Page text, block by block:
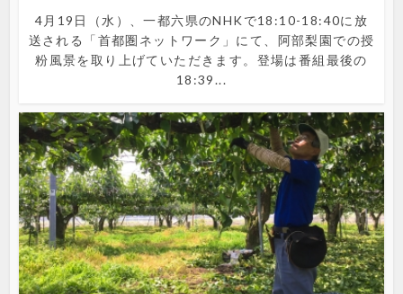
4月19日（水）、一都六県のNHKで18:10-18:40に放
送される「首都圏ネットワーク」にて、阿部梨園での授
粉風景を取り上げていただきます。登場は番組最後の
18:39...